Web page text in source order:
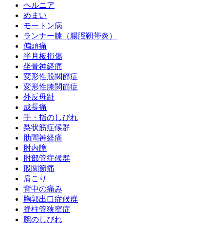
ヘルニア
めまい
モートン病
ランナー膝（腸脛靭帯炎）
偏頭痛
半月板損傷
坐骨神経痛
変形性股関節症
変形性膝関節症
外反母趾
成長痛
手・指のしびれ
梨状筋症候群
肋間神経痛
肘内障
肘部管症候群
股関節痛
肩こり
背中の痛み
胸郭出口症候群
脊柱管狭窄症
腕のしびれ